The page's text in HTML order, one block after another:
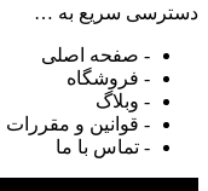
دسترسی سریع به …
- صفحه اصلی
- فروشگاه
- وبلاگ
- قوانین و مقررات
- تماس با ما